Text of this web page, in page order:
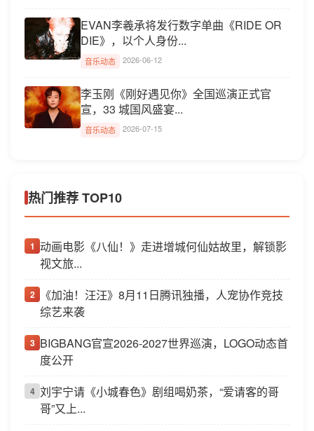
EVAN李羲承将发行数字单曲《RIDE OR
DIE》，以个人身份...
音乐动态 2026-06-12
李玉刚《刚好遇见你》全国巡演正式官
宣，33 城国风盛宴...
音乐动态 2026-07-15
热门推荐 TOP10
1 动画电影《八仙！》走进增城何仙姑故里，解锁影
视文旅...
2
《加油！汪汪》8月11日腾讯独播，人宠协作竞技
综艺来袭
3 BIGBANG官宣2026-2027世界巡演，LOGO动态首
度公开
4 刘宇宁请《小城春色》剧组喝奶茶，“爱请客的哥
哥”又上...